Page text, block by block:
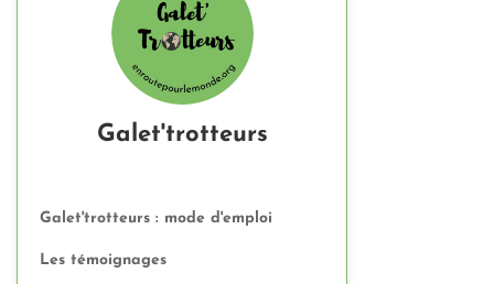
Galet'trotteurs
Galet'trotteurs : mode d'emploi
Les témoignages